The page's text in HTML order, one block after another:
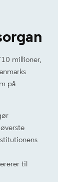
millioner,
på
til